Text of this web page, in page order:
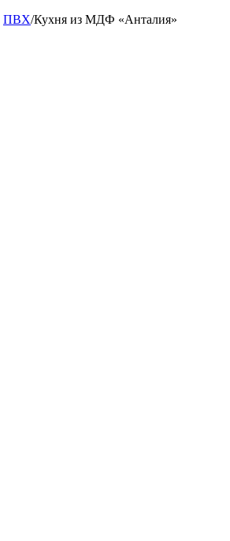
ПВХ/Кухня из МДФ «Анталия»